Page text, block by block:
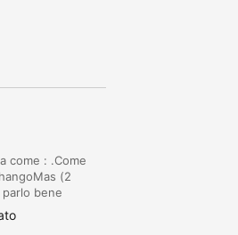
come : .Come
(2
bene